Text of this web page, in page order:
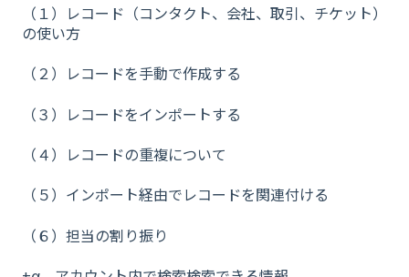
（１）レコード（コンタクト、会社、取引、チケット）
の使い方
（２）レコードを手動で作成する
（３）レコードをインポートする
（４）レコードの重複について
（５）インポート経由でレコードを関連付ける
（６）担当の割り振り